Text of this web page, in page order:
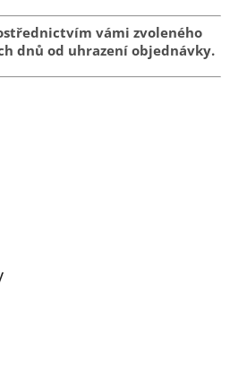
vámi zvoleného
dnů od uhrazení objednávky.